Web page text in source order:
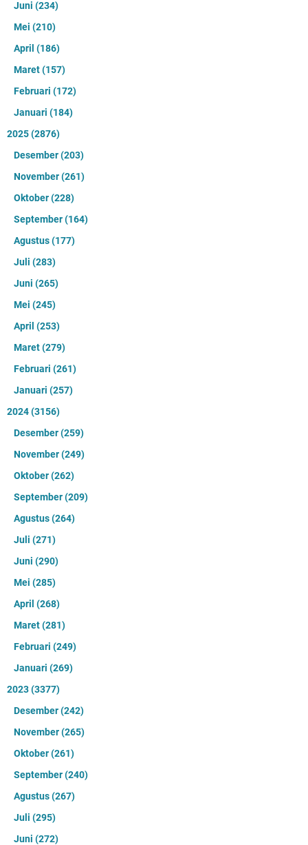
Juni (234)
Mei (210)
April (186)
Maret(157)
Februari (172)
Januari (184)
2025(2876)
Desember(203)
November(261)
Oktober(228)
September(164)
Agustus(177)
Juli (283)
Juni (265)
Mei (245)
April (253)
Maret(279)
Februari (261)
Januari (257)
2024(3156)
Desember(259)
November(249)
Oktober(262)
September(209)
Agustus(264)
Juli (271)
Juni (290)
Mei (285)
April (268)
Maret(281)
Februari (249)
Januari (269)
2023(3377)
Desember(242)
November(265)
Oktober(261)
September(240)
Agustus(267)
Juli (295)
Juni (272)